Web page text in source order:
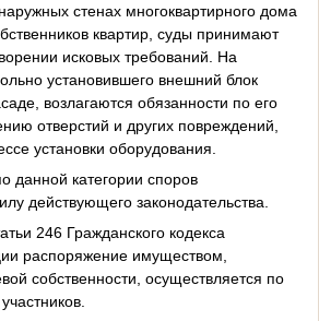
стенах многоквартирного дома
квартир, суды принимают
исковых требований. На
установившего внешний блок
возлагаются обязанности по его
отверстий и других повреждений,
установки оборудования.
данной категории споров
действующего законодательства.
246 Гражданского кодекса
распоряжение имуществом,
собственности, осуществляется по